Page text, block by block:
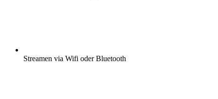
Streamen via Wifi oder Bluetooth